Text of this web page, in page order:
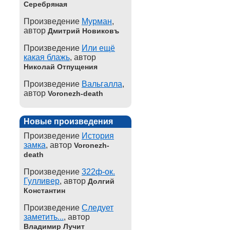
Серебряная
Произведение Мурман,
автор Дмитрий Новиковъ
Произведение Или ещё
какая блажь, автор
Николай Отпущения
Произведение Вальгалла,
автор Voronezh-death
Новые произведения
Произведение История
замка, автор Voronezh-
death
Произведение 322ф-ок.
Гулливер, автор Долгий
Константин
Произведение Следует
заметить..., автор
Владимир Лучит